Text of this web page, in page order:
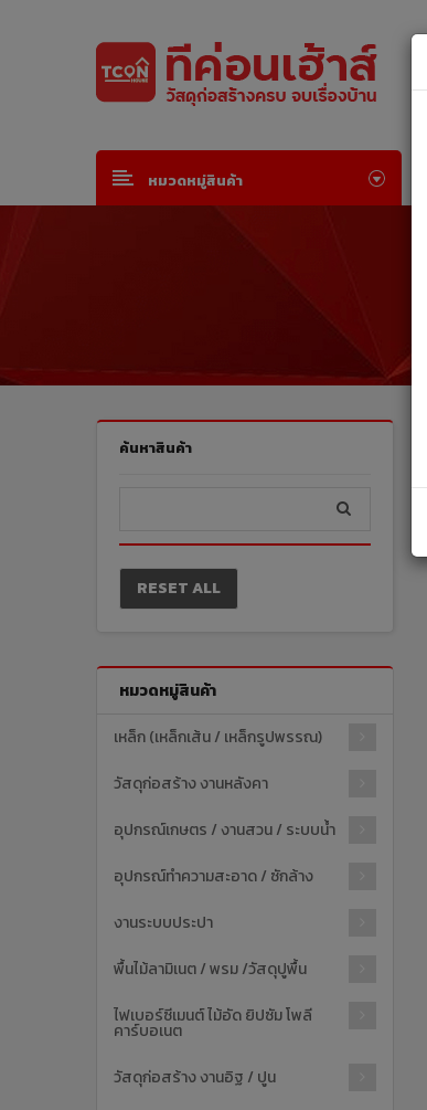
หมวดหมู่สินค้า
ค้นหาสินค้า
RESET ALL
หมวดหมู่สินค้า
เหล็ก (เหล็กเส้น / เหล็กรูปพรรณ)
วัสดุก่อสร้าง งานหลังคา
อุปกรณ์เกษตร / งานสวน / ระบบน้ำ
อุปกรณ์ทำความสะอาด / ซักล้าง
งานระบบประปา
พื้นไม้ลามิเนต / พรม /วัสดุปูพื้น
ไฟเบอร์ซีเมนต์ ไม้อัด ยิปซัม โพลี
คาร์บอเนต
วัสดุก่อสร้าง งานอิฐ / ปูน